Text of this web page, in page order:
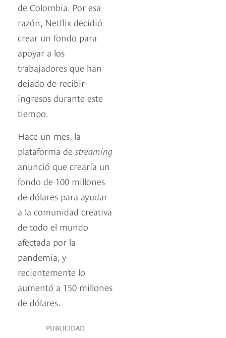
de Colombia. Por esa
razón, Netflix decidió
crear un fondo para
apoyar a los
trabajadores que han
dejado de recibir
ingresos durante este
tiempo.
Hace un mes, la
plataforma de streaming
anunció que crearía un
fondo de 100 millones
de dólares para ayudar
a la comunidad creativa
de todo el mundo
afectada por la
pandemia, y
recientemente lo
aumentó a 150 millones
de dólares.
PUBLICIDAD